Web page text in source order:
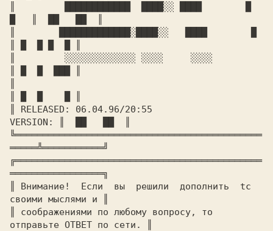
║         ████████████  ████░░ ████        █
║        █████████████░████░░   ████        █
║         ░░░░░░░░░░░░░ ░░░░     ░░░░
║ RELEASED: 06.04.96/20:55
VERSION: ║  ██   ██  ║
╚═════════════════════════════════════════════
═════╩═══════════╝
╔═════════════════════════════════════════════
═════════════════╗
║ Внимание!  Если  вы  решили  дополнить  tc
своими мыслями и ║
║ cоображениями по любому вопросу, то
отправьте ОТВЕТ по сети. ║